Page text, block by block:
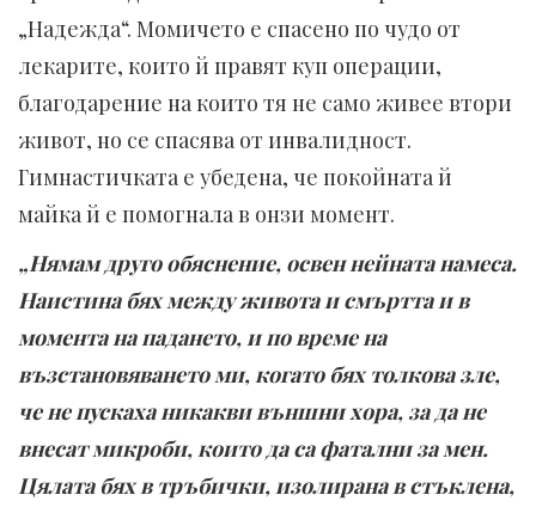
„Надежда“. Момичето е спасено по чудо от
лекарите, които й правят куп операции,
благодарение на които тя не само живее втори
живот, но се спасява от инвалидност.
Гимнастичката е убедена, че покойната й
майка й е помогнала в онзи момент.
„Нямам друго обяснение, освен нейната намеса.
Наистина бях между живота и смъртта и в
момента на падането, и по време на
възстановяването ми, когато бях толкова зле,
че не пускаха никакви външни хора, за да не
внесат микроби, които да са фатални за мен.
Цялата бях в тръбички, изолирана в стъклена,